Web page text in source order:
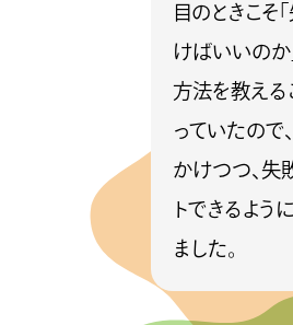
目のときこそ
けばいいのか
方法を教える
っていたので
かけつつ、失
トできるよう
ました。